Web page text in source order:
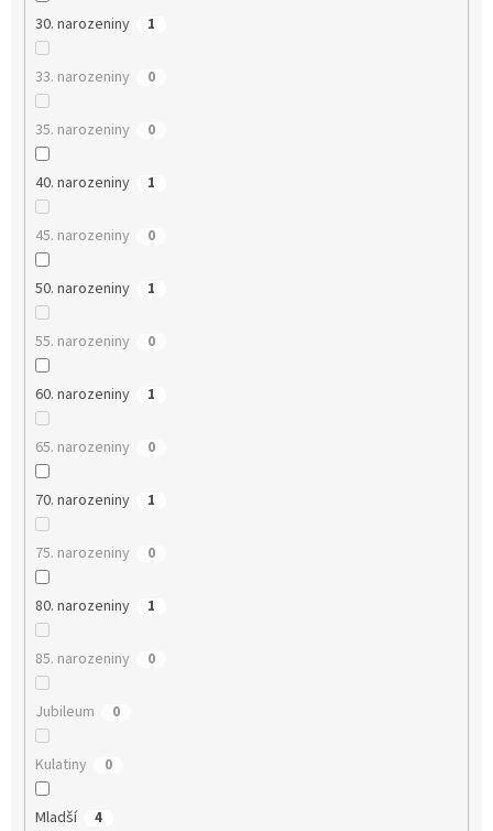
30. narozeniny 1
33. narozeniny 0
35. narozeniny 0
40. narozeniny 1
45. narozeniny 0
50. narozeniny 1
55. narozeniny 0
60. narozeniny 1
65. narozeniny 0
70. narozeniny 1
75. narozeniny 0
80. narozeniny 1
85. narozeniny 0
Jubileum 0
Kulatiny 0
Mladší 4